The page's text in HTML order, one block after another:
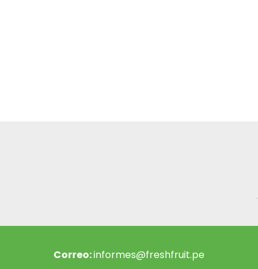
Correo:informes@freshfruit.pe